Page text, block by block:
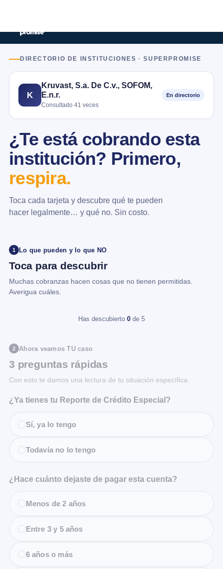
DIRECTORIO DE INSTITUCIONES · SUPERPROMISE
K
Kruvast, S.a. De C.v., SOFOM,
E.n.r.
Consultado 41 veces
En directorio
¿Te está cobrando esta
institución? Primero,
respira.
Toca cada tarjeta y descubre qué te pueden
hacer legalmente… y qué no. Sin costo.
1 Lo que pueden y lo que NO
Toca para descubrir
Muchas cobranzas hacen cosas que no tienen permitidas.
Averigua cuáles.
Has descubierto 0 de 5
2 Ahora veamos TU caso
3 preguntas rápidas
Con esto te damos una lectura de tu situación específica.
¿Ya tienes tu Reporte de Crédito Especial?
Sí, ya lo tengo
Todavía no lo tengo
¿Hace cuánto dejaste de pagar esta cuenta?
Menos de 2 años
Entre 3 y 5 años
6 años o más